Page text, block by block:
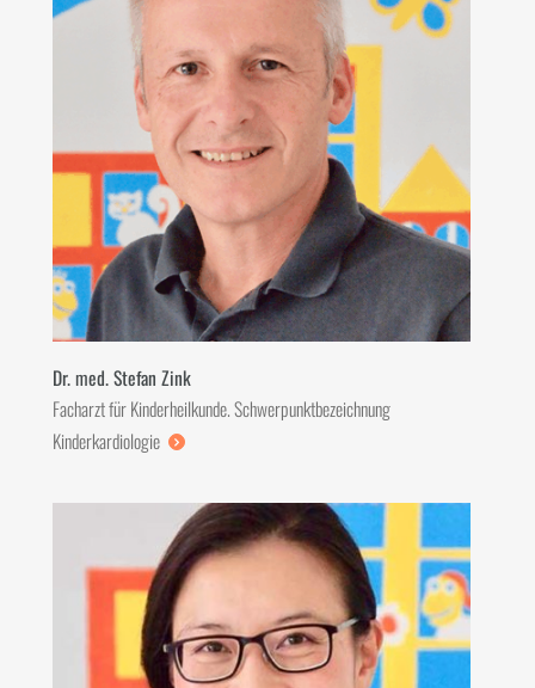
Dr. med. Stefan Zink
Facharzt für Kinderheilkunde. Schwerpunktbezeichnung
Kinderkardiologie